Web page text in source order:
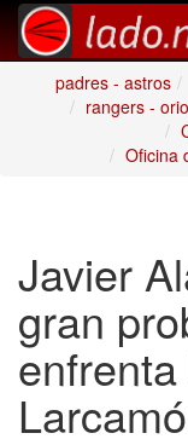
padres - astros
rangers -
Oficina
Javier
gran